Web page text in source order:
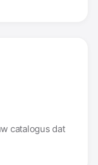
catalogus dat